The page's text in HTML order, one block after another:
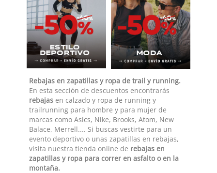
Rebajas en zapatillas y ropa de trail y running.
En esta sección de descuentos encontrarás
rebajas en calzado y ropa de running y
trailrunning para hombre y para mujer de
marcas como Asics, Nike, Brooks, Atom, New
Balace, Merrell.... Si buscas vestirte para un
evento deportivo o unas zapatillas en rebajas,
visita nuestra tienda online de rebajas en
zapatillas y ropa para correr en asfalto o en la
montaña.